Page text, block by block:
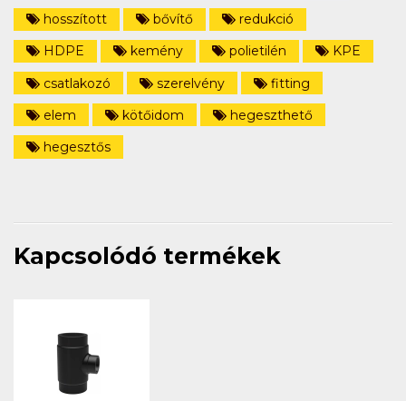
hosszított
bővítő
redukció
HDPE
kemény polietilén
KPE
csatlakozó
szerelvény
fitting
elem
kötőidom
hegeszthető
hegesztős
Kapcsolódó termékek